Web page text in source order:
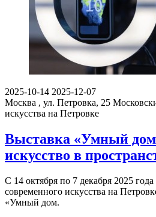
2025-10-14 2025-12-07
Москва , ул. Петровка, 25
искусства на Петровке
Выставка «Умный
искусство в
С 14 октября по 7 декабря 2025
современного искусства на
«Умный дом.